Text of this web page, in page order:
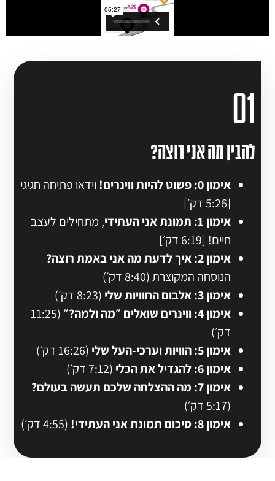
01
להבין מה אני רוצה?
אימון 0: פשוט להיות ווינרי ם! וידאו פתיחה חגיגי
[5:26 דק׳]
אימון 1:
תמונת אני העתידי, מתחילים לעצב
חיים! [6:19 דק׳]
אימון 2:
איך לדעת מה אני באמת רוצה?
הנוסחה המקוצרת (8:40 דק׳)
אימון 3: אלבום החוויות שלי
(8:23 דק׳)
אימון 4: ווינרים שואלים ״מה ולמה?״
(11:25
דק׳)
אימון 5: הוויות וערכי-העל שלי
(16:26 דק׳)
אימון 6: להגדיל את הכלי
(7:12 דק׳)
אימון 7: מה ההצלחה שלכם תעשה בעולם?
(5:17 דק׳)
אימון 8: סיכום תמונת אני העתידי!
(4:55 דק׳)